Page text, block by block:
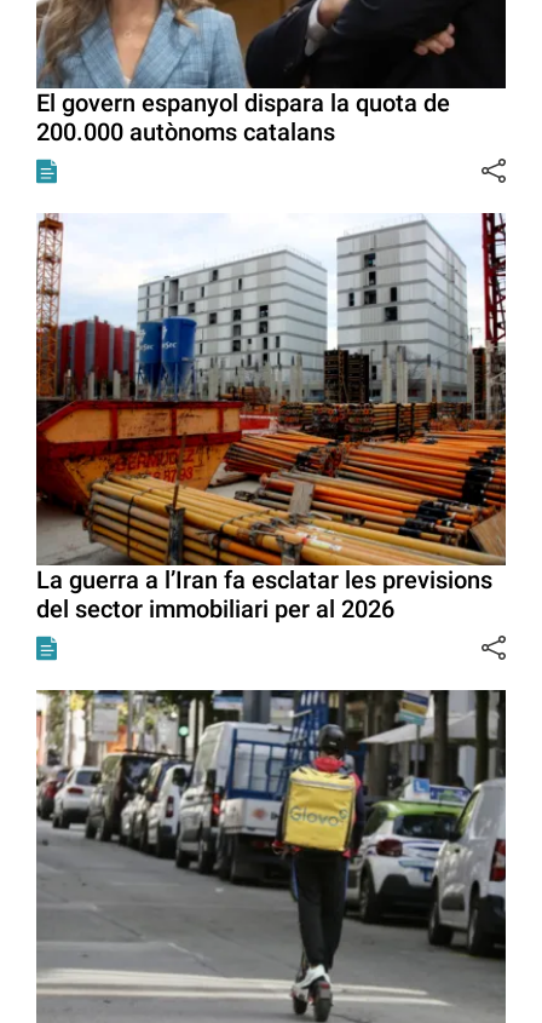
El govern espanyol dispara la quota de
200.000 autònoms catalans
La guerra a l’Iran fa esclatar les previsions
del sector immobiliari per al 2026